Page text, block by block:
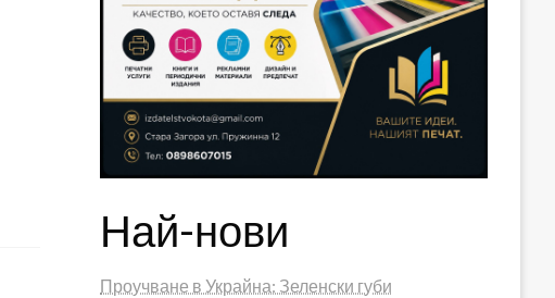
Най-нови
Проучване в Украйна: Зеленски губи